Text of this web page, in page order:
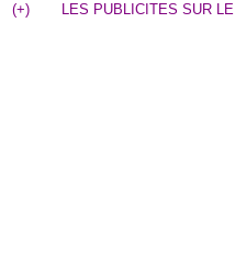
(+) LES PUBLICITES SUR